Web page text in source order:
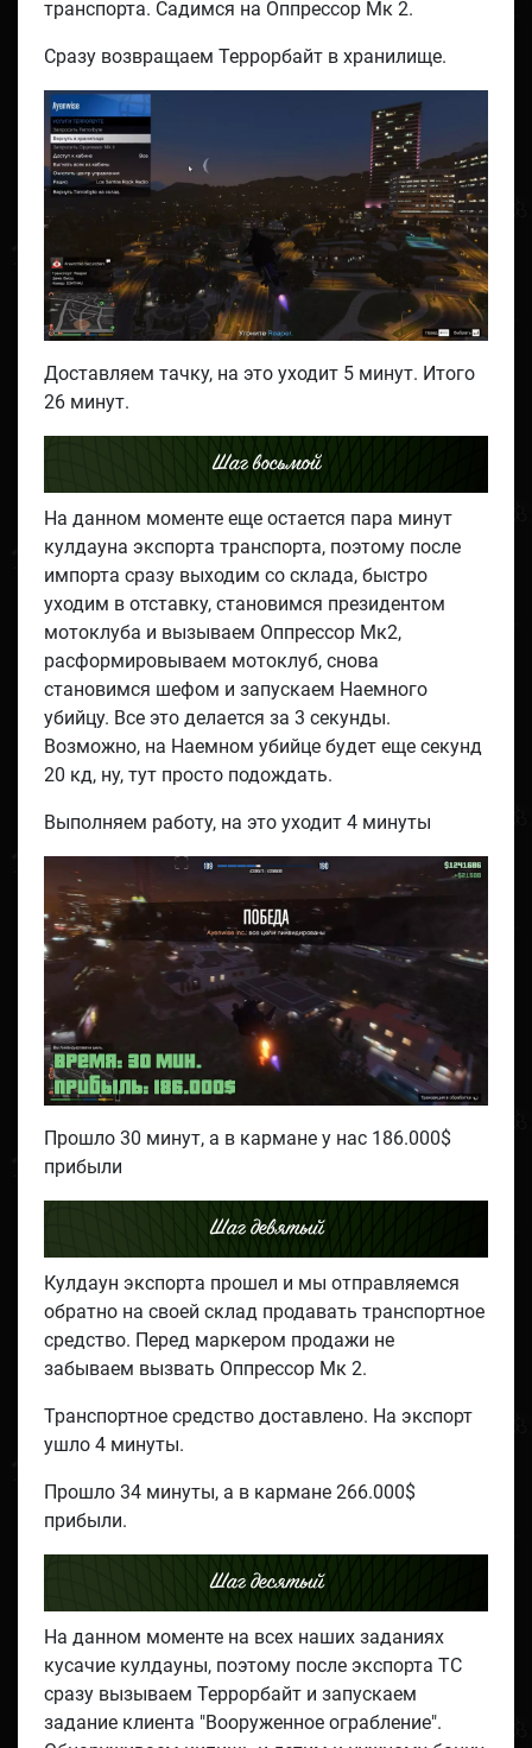
транспорта. Садимся на Оппрессор Мк 2.
Сразу возвращаем Террорбайт в хранилище.
Доставляем тачку, на это уходит 5 минут. Итого
26 минут.
Шаг восьмой
На данном моменте еще остается пара минут
кулдауна экспорта транспорта, поэтому после
импорта сразу выходим со склада, быстро
уходим в отставку, становимся президентом
мотоклуба и вызываем Оппрессор Мк2,
расформировываем мотоклуб, снова
становимся шефом и запускаем Наемного
убийцу. Все это делается за 3 секунды.
Возможно, на Наемном убийце будет еще секунд
20 кд, ну, тут просто подождать.
Выполняем работу, на это уходит 4 минуты
Прошло 30 минут, а в кармане у нас 186.000$
прибыли
Шаг девятый
Кулдаун экспорта прошел и мы отправляемся
обратно на своей склад продавать транспортное
средство. Перед маркером продажи не
забываем вызвать Оппрессор Мк 2.
Транспортное средство доставлено. На экспорт
ушло 4 минуты.
Прошло 34 минуты, а в кармане 266.000$
прибыли.
Шаг десятый
На данном моменте на всех наших заданиях
кусачие кулдауны, поэтому после экспорта ТС
сразу вызываем Террорбайт и запускаем
задание клиента "Вооруженное ограбление".